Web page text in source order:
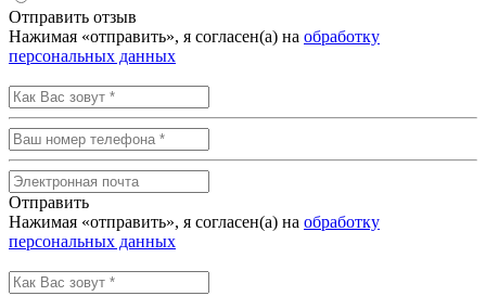
Отправить отзыв
Нажимая «отправить», я согласен(а) на обработку
персональных данных
Отправить
Нажимая «отправить», я согласен(а) на обработку
персональных данных